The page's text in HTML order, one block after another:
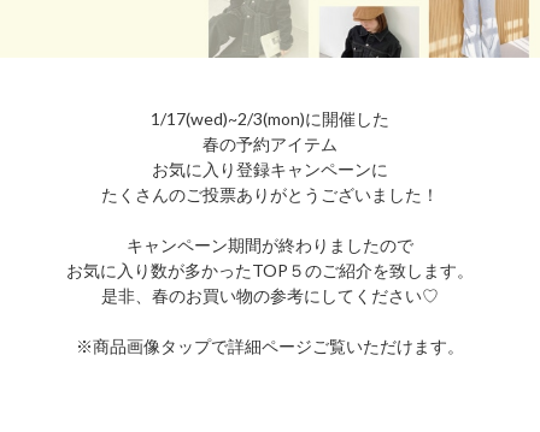
1/17(wed)~2/3(mon)に開催した
春の予約アイテム
お気に入り登録キャンペーンに
たくさんのご投票ありがとうございました！
キャンペーン期間が終わりましたので
お気に入り数が多かったTOP５のご紹介を致します。
是非、春のお買い物の参考にしてください♡
※商品画像タップで詳細ページご覧いただけます。